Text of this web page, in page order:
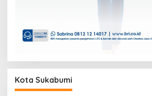
Kota Sukabumi